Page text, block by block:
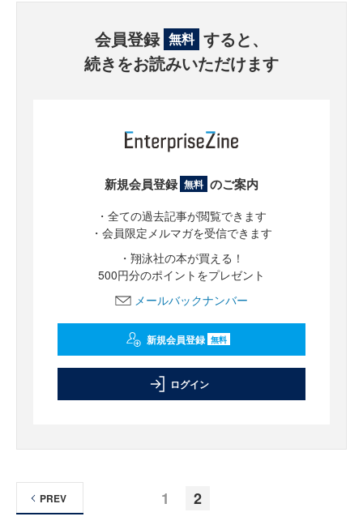
会員登録 無料 すると、
続きをお読みいただけます
新規会員登録 無料 のご案内
・全ての過去記事が閲覧できます
・会員限定メルマガを受信できます
・翔泳社の本が買える！
500円分のポイントをプレゼント
メールバックナンバー
新規会員登録 無料
ログイン
1 2
PREV